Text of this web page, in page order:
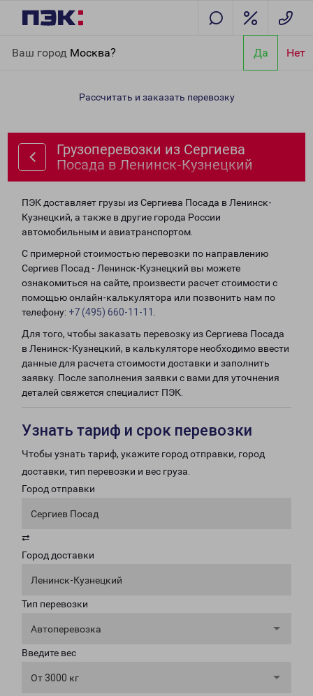
Ваш город Москва? Да Нет
Ленинск-Кузнецкий
Рассчитать и заказать перевозку
Грузоперевозки из Сергиева
Посада в Ленинск-Кузнецкий
ПЭК доставляет грузы из Сергиева Посада в Ленинск-
Кузнецкий, а также в другие города России
автомобильным и авиатранспортом.
С примерной стоимостью перевозки по направлению
Сергиев Посад - Ленинск-Кузнецкий вы можете
ознакомиться на сайте, произвести расчет стоимости с
помощью онлайн-калькулятора или позвонить нам по
телефону: +7 (495) 660-11-11
Для того, чтобы заказать перевозку из Сергиева Посада
в Ленинск-Кузнецкий, в калькуляторе необходимо ввести
данные для расчета стоимости доставки и заполнить
заявку. После заполнения заявки с вами для уточнения
деталей свяжется специалист ПЭК.
Узнать тариф и срок перевозки
Чтобы узнать тариф, укажите город отправки, город
доставки, тип перевозки и вес груза.
Город отправки
Сергиев Посад
⇄
Город доставки
Ленинск-Кузнецкий
Тип перевозки
Автоперевозка
Введите вес
От 3000 кг